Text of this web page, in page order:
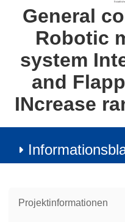
General
Robotic
system
and
INcrease
Projektinformationen